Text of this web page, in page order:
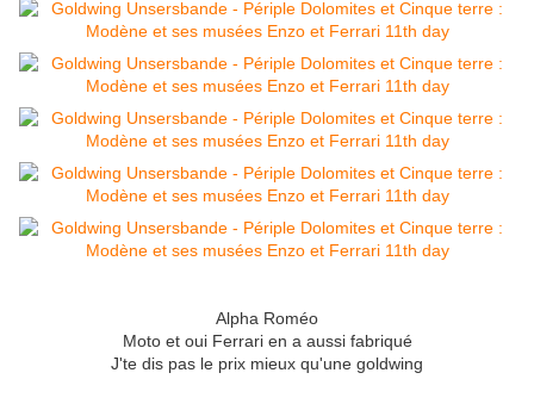
Alpha Roméo
Moto et oui Ferrari en a aussi fabriqué
J'te dis pas le prix mieux qu'une goldwing